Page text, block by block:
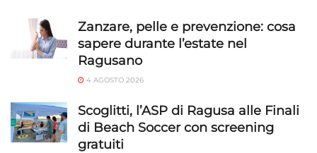
Zanzare, pelle e prevenzione: cosa
sapere durante l’estate nel
Ragusano
4 AGOSTO 2026
Scoglitti, l’ASP di Ragusa alle Finali
di Beach Soccer con screening
gratuiti